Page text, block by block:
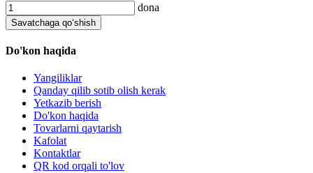
dona
Savatchaga qo‘shish
Do'kon haqida
Yangiliklar
Qanday qilib sotib olish kerak
Yetkazib berish
Do'kon haqida
Tovarlarni qaytarish
Kafolat
Kontaktlar
QR kod orqali to'lov